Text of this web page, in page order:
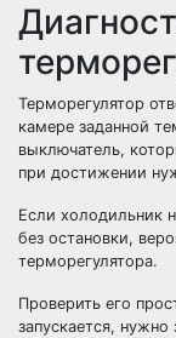
Терморегулятор
камере заданной
выключатель,
при достижении
Если холодильник
без остановки,
терморегулятора.
Проверить его
запускается,